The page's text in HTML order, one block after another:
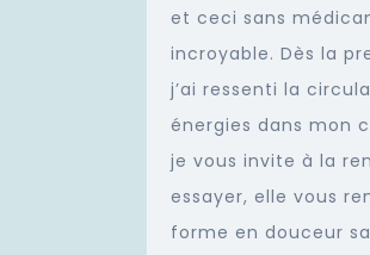
et ceci sans
incroyable. Dès la
j’ai ressenti la
énergies dans mon
je vous invite à la
essayer, elle vous
forme en douceur